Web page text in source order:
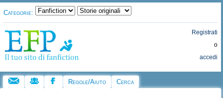
Categorie:
Registrati
o
accedi
Regole/Aiuto Cerca